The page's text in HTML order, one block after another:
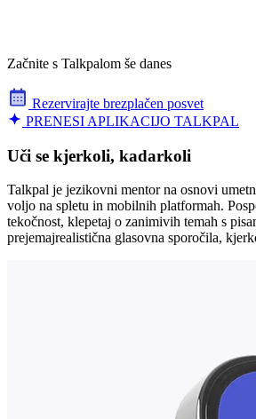
Začnite s Talkpalom še danes
Rezervirajte brezplačen posvet
PRENESI APLIKACIJO TALKPAL
Uči se kjerkoli, kadarkoli
Talkpal je jezikovni mentor na osnovi
voljo na spletu in mobilnih platformah.
tekočnost, klepetaj o zanimivih temah s
prejemajrealistična glasovna sporočila,